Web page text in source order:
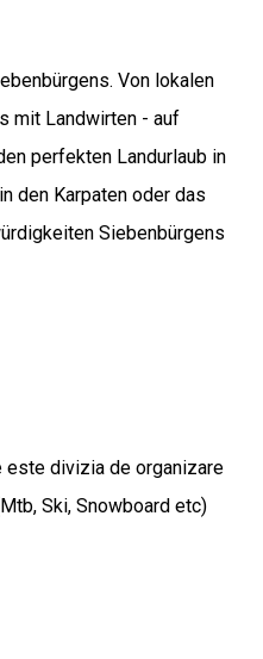
Von lokalen
mit Landwirten - auf
perfekten Landurlaub in
den Karpaten oder das
Siebenbürgens
este divizia de organizare
Ski, Snowboard etc)